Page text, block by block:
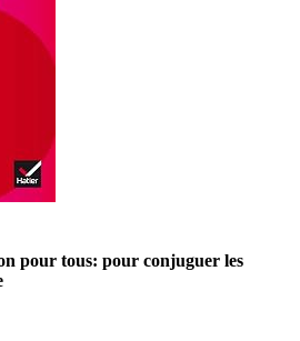
pour tous: pour conjuguer les